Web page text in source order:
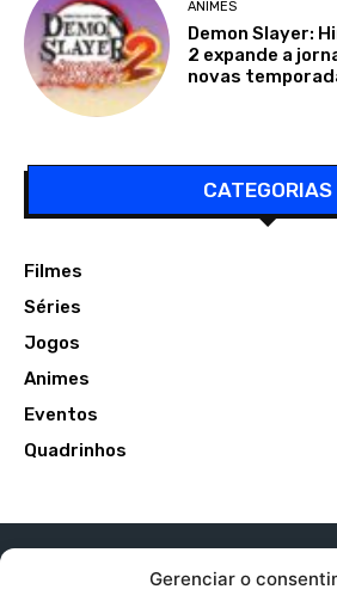
Gerenciar o
ANIMES
Demon Slayer:
2 expande a
novas
CATEGORIAS
Filmes
Séries
Jogos
Animes
Eventos
Quadrinhos